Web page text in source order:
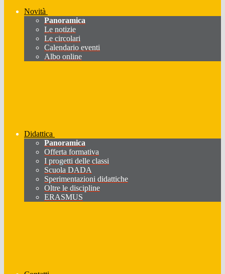
Novità
Panoramica
Le notizie
Le circolari
Calendario eventi
Albo online
Didattica
Panoramica
Offerta formativa
I progetti delle classi
Scuola DADA
Sperimentazioni didattiche
Oltre le discipline
ERASMUS